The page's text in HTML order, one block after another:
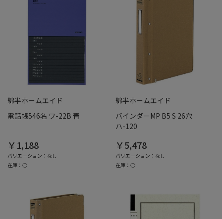
綿半ホームエイド
電話帳546名 ワ-22B 青
￥1,188
バリエーション：なし
在庫：○
綿半ホームエイド
バインダーMP B5 S 26穴
ハ-120
￥5,478
バリエーション：なし
在庫：○